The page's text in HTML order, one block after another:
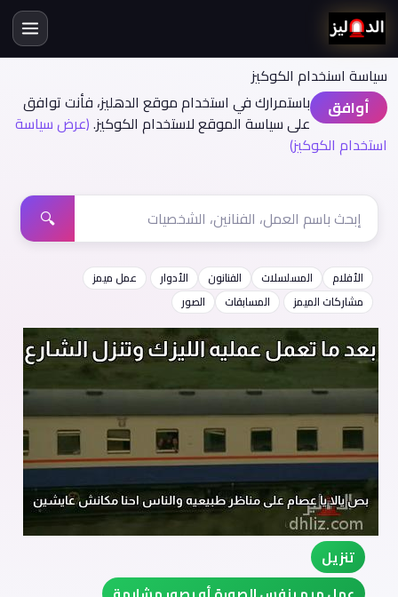
سياسة اسنخدام الكوكيز
أوافق
باستمرارك في استخدام موقع الدهليز، فأنت توافق
على سياسة الموقع لاستخدام الكوكيز.(عرض سياسة
استخدام الكوكيز)
🔍
الأفلام المسلسلات الفنانون الأدوار
عمل ميمز
مشاركات الميمز
المسابقات الصور
تنزيل